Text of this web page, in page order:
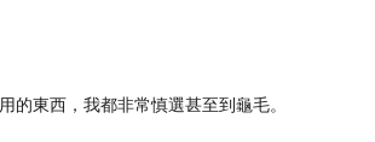
的東西，我都非常慎選甚至到龜毛。